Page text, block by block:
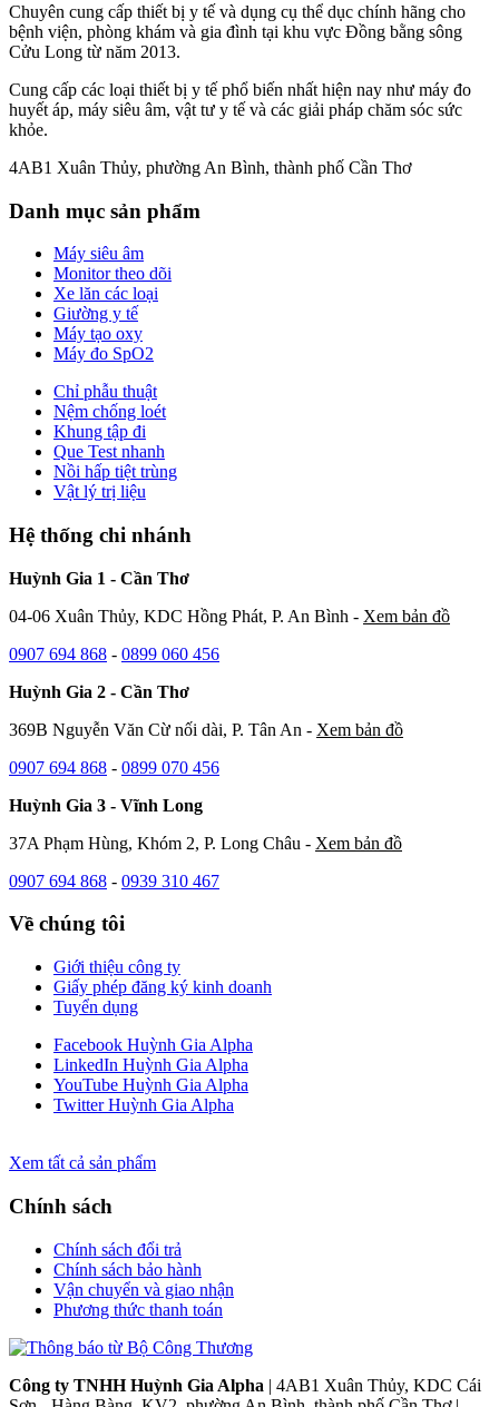
Chuyên cung cấp thiết bị y tế và dụng cụ thể dục chính hãng cho
bệnh viện, phòng khám và gia đình tại khu vực Đồng bằng sông
Cửu Long từ năm 2013.
Cung cấp các loại thiết bị y tế phổ biến nhất hiện nay như máy đo
huyết áp, máy siêu âm, vật tư y tế và các giải pháp chăm sóc sức
khỏe.
4AB1 Xuân Thủy, phường An Bình, thành phố Cần Thơ
Danh mục sản phẩm
Máy siêu âm
Monitor theo dõi
Xe lăn các loại
Giường y tế
Máy tạo oxy
Máy đo SpO2
Chỉ phẫu thuật
Nệm chống loét
Khung tập đi
Que Test nhanh
Nồi hấp tiệt trùng
Vật lý trị liệu
Hệ thống chi nhánh
Huỳnh Gia 1 - Cần Thơ
04-06 Xuân Thủy, KDC Hồng Phát, P. An Bình - Xem bản đồ
0907 694 868 - 0899 060 456
Huỳnh Gia 2 - Cần Thơ
369B Nguyễn Văn Cừ nối dài, P. Tân An - Xem bản đồ
0907 694 868 - 0899 070 456
Huỳnh Gia 3 - Vĩnh Long
37A Phạm Hùng, Khóm 2, P. Long Châu - Xem bản đồ
0907 694 868 - 0939 310 467
Về chúng tôi
Giới thiệu công ty
Giấy phép đăng ký kinh doanh
Tuyển dụng
Facebook Huỳnh Gia Alpha
LinkedIn Huỳnh Gia Alpha
YouTube Huỳnh Gia Alpha
Twitter Huỳnh Gia Alpha
Xem tất cả sản phẩm
Chính sách
Chính sách đổi trả
Chính sách bảo hành
Vận chuyển và giao nhận
Phương thức thanh toán
Công ty TNHH Huỳnh Gia Alpha | 4AB1 Xuân Thủy, KDC Cái